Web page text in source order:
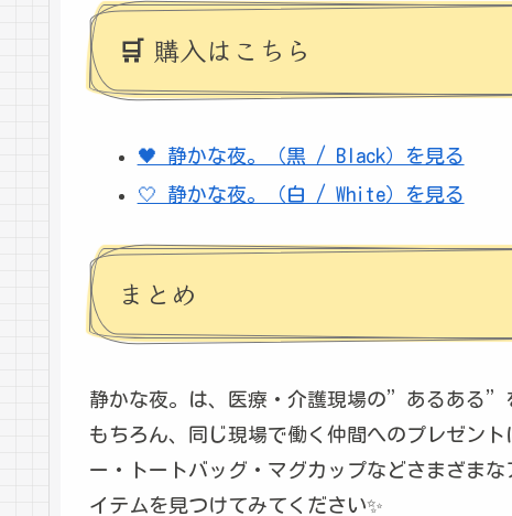
🛒 購入はこちら
🖤 静かな夜。（黒 / Black）を見る
🤍 静かな夜。（白 / White）を見る
まとめ
静かな夜。は、医療・介護現場の”あるある”
もちろん、同じ現場で働く仲間へのプレゼント
ー・トートバッグ・マグカップなどさまざま
イテムを見つけてみてください✨